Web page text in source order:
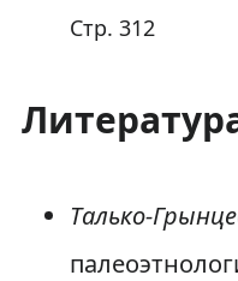
Стр. 312
Талько-